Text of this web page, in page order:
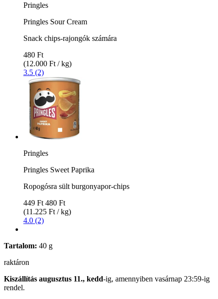
Pringles
Pringles Sour Cream
Snack chips-rajongók számára
480 Ft
(12.000 Ft / kg)
3.5 (2)
Pringles
Pringles Sweet Paprika
Ropogósra sült burgonyapor-chips
449 Ft 480 Ft
(11.225 Ft / kg)
4.0 (2)
Tartalom: 40 g
raktáron
Kiszállítás augusztus 11., kedd-ig, amennyiben vasárnap 23:59-ig
rendel.